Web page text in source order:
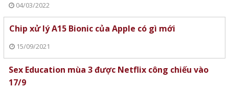
04/03/2022
Chip xử lý A15 Bionic của Apple có gì mới
15/09/2021
Sex Education mùa 3 được Netflix công chiếu vào
17/9